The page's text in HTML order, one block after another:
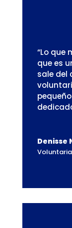
“Lo que
que es
sale del
Denisse
Voluntaria